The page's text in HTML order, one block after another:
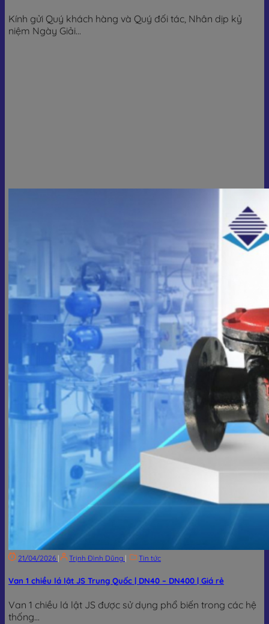
Kính gửi Quý khách hàng và Quý đối tác, Nhân dịp kỷ
niệm Ngày Giải...
21/04/2026 | Trịnh Đình Dũng | Tin tức
Van 1 chiều lá lật JS Trung Quốc | DN40 – DN400 | Giá rẻ
Van 1 chiều lá lật JS được sử dụng phổ biến trong các hệ
thống...